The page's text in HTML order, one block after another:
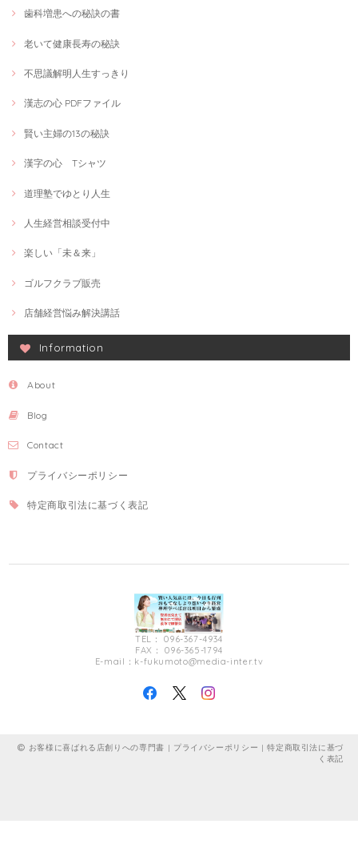
歯科増患への秘訣の書
老いて健康長寿の秘訣
不思議解明人生すっきり
漢志の心 PDFファイル
賢い主婦の13の秘訣
漢字の心 Tシャツ
道理塾でゆとり人生
人生経営相談受付中
楽しい「未＆来」
ゴルフクラブ販売
店舗経営悩み解決講話
Information
About
Blog
Contact
プライバシーポリシー
特定商取引法に基づく表記
TEL： 096-367-4934
FAX： 096-365-1794
E-mail： k-fukumoto@media-inter.tv
お客様に喜ばれる店創りへの専門書 | プライバシーポリシー |特定商取引法に基づ
く表記